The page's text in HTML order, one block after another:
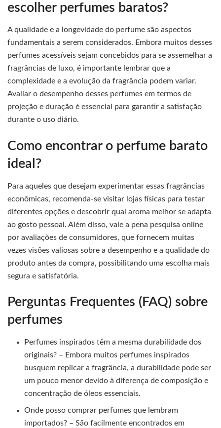
escolher perfumes baratos?
A qualidade e a longevidade do perfume são aspectos
fundamentais a serem considerados. Embora muitos desses
perfumes acessíveis sejam concebidos para se assemelhar a
fragrâncias de luxo, é importante lembrar que a
complexidade e a evolução da fragrância podem variar.
Avaliar o desempenho desses perfumes em termos de
projeção e duração é essencial para garantir a satisfação
durante o uso diário.
Como encontrar o perfume barato
ideal?
Para aqueles que desejam experimentar essas fragrâncias
econômicas, recomenda-se visitar lojas físicas para testar
diferentes opções e descobrir qual aroma melhor se adapta
ao gosto pessoal. Além disso, vale a pena pesquisa online
por avaliações de consumidores, que fornecem muitas
vezes visões valiosas sobre a desempenho e a qualidade do
produto antes da compra, possibilitando uma escolha mais
segura e satisfatória.
Perguntas Frequentes (FAQ) sobre
perfumes
Perfumes inspirados têm a mesma durabilidade dos
originais? – Embora muitos perfumes inspirados
busquem replicar a fragrância, a durabilidade pode ser
um pouco menor devido à diferença de composição e
concentração de óleos essenciais.
Onde posso comprar perfumes que lembram
importados? – São facilmente encontrados em